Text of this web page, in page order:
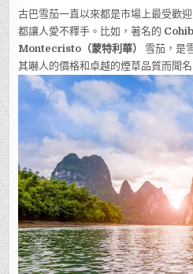
古巴雪茄一直以來都是市場上最受歡
都讓人愛不釋手。比如，著名的
Montecristo（蒙特利華）
雪茄，是
其嚇人的價格和卓越的煙草品質而聞名